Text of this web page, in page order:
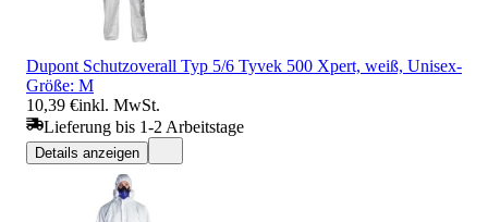
Dupont Schutzoverall Typ 5/6 Tyvek 500 Xpert, weiß, Unisex-
Größe: M
10,39 €inkl. MwSt.
Lieferung bis 1-2 Arbeitstage
Details anzeigen